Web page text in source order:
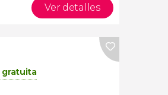
Ver detalles
gratuita